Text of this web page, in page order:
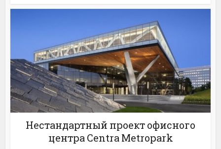
Нестандартный проект офисного
центра Centra Metropark